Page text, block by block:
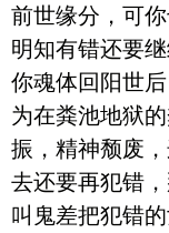
前世缘分，可
明知有错还要
你魂体回阳世
为在粪池地狱
振，精神颓废
去还要再犯错
叫鬼差把犯错